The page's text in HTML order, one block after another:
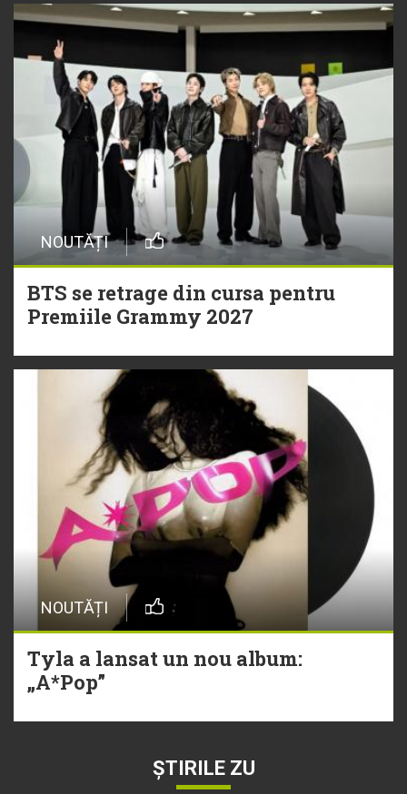
NOUTĂȚI
BTS se retrage din cursa pentru
Premiile Grammy 2027
NOUTĂȚI
Tyla a lansat un nou album:
„A*Pop”
ȘTIRILE ZU